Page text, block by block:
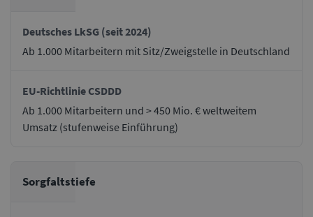
Ab 1.000 Mitarbeitern mit Sitz/Zweigstelle in Deutschland
Ab 1.000 Mitarbeitern und > 450 Mio. € weltweitem
Umsatz (stufenweise Einführung)
Sorgfaltstiefe